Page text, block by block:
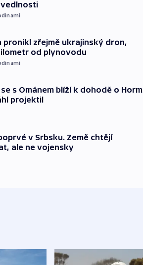
pronikl zřejmě ukrajinský dron,
od plynovodu
s Ománem blíží k dohodě o
projektil
v Srbsku. Země chtějí
ale ne vojensky